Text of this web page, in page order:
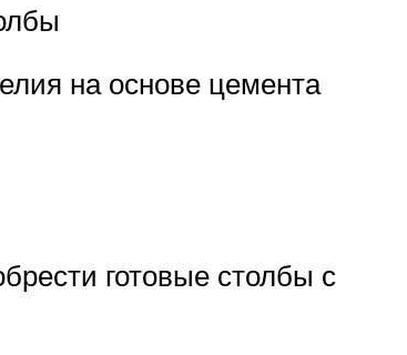
на основе цемента
готовые столбы с